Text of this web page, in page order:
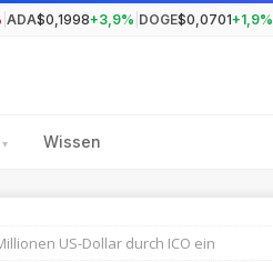
ADA$0,1998+3,9% DOGE$0,0701+1,9%
▾ Wissen
US-Dollar durch ICO ein